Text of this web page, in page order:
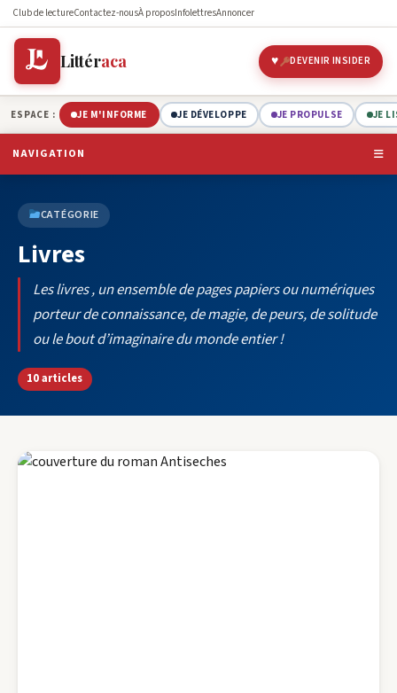
Club de lectureContactez-nousÀ proposInfolettresAnnoncer
Littéraca DEVENIR INSIDER
ESPACE : JE M'INFORME JE DÉVELOPPE JE PROPULSE JE
NAVIGATION
CATÉGORIE
Livres
Les livres , un ensemble de pages papiers ou numériques
porteur de connaissance, de magie, de peurs, de solitude
ou le bout d’imaginaire du monde entier !
10 articles